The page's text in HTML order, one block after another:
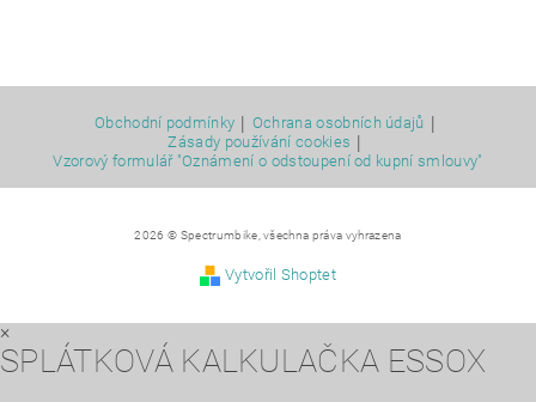
Obchodní podmínky | Ochrana osobních údajů |
Zásady používání cookies |
Vzorový formulář "Oznámení o odstoupení od kupní smlouvy"
2026 © Spectrumbike, všechna práva vyhrazena
Vytvořil Shoptet
×
SPLÁTKOVÁ KALKULAČKA ESSOX